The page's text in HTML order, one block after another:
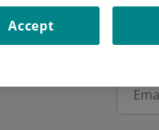
Accept